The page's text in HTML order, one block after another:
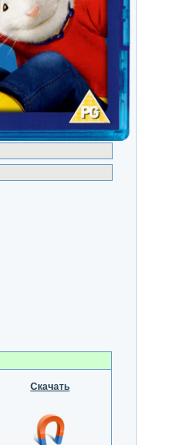
Скачать